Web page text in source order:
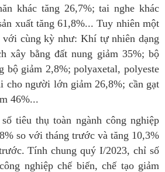
khác tăng 26,7%; tai nghe khác
xuất tăng 61,8%... Tuy nhiên một
với cùng kỳ như: Khí tự nhiên dạng
xây bằng đất nung giảm 35%; bộ
bộ giảm 2,8%; polyaxetal, polyeste
cho người lớn giảm 26,8%; cần gạt
46%...
tiêu thụ toàn ngành công nghiệp
so với tháng trước và tăng 10,3%
Tính chung quý I/2023, chỉ số
nghiệp chế biến, chế tạo giảm